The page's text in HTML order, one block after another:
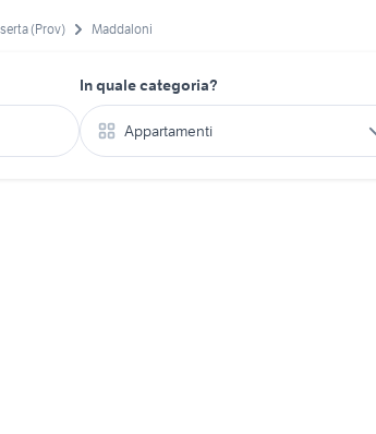
(Prov) Maddaloni
In quale categoria?
Appartamenti